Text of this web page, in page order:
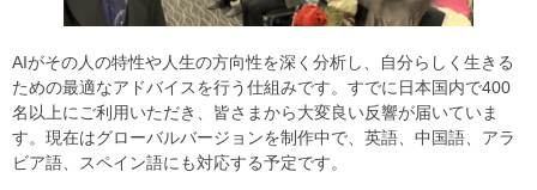
​​AIがその人の特性や人生の方向性を深く分析し、自分らしく生きる
ための最適なアドバイスを行う仕組みです。すでに日本国内で400
名以上にご利用いただき、皆さまから大変良い反響が届いていま
す。現在はグローバルバージョンを制作中で、英語、中国語、アラ
ビア語、スペイン語にも対応する予定です。​